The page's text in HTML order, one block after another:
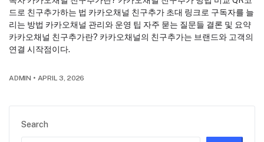
Search
드로 친구추가하는 법 카카오채널 친구추가 초대 링크로 구독자를 늘
리는 방법 카카오채널 관리와 운영 팁 자주 묻는 질문들 결론 및 요약
카카오채널 친구추가란? 카카오채널의 친구추가는 브랜드와 고객의
연결 시작점이다.
ADMIN • APRIL 3, 2026